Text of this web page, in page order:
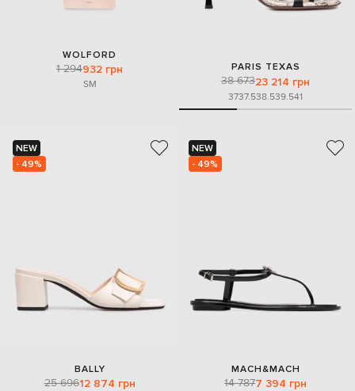
WOLFORD
1 294932 грн
SM
PARIS TEXAS
38 67323 214 грн
3737.538.539.541
NEW
- 49%
BALLY
25 69612 874 грн
NEW
- 49%
MACH&MACH
14 7877 394 грн